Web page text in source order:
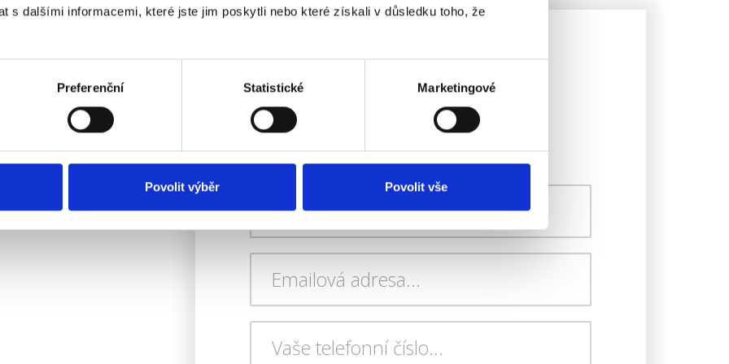
s dalšími informacemi, které jste jim poskytli nebo které získali v důsledku toho, že
Preferenční Statistické Marketingové
Povolit výběr Povolit vše
vám
chatkou či
pomůžeme!
Chcete se na něco
zeptat?